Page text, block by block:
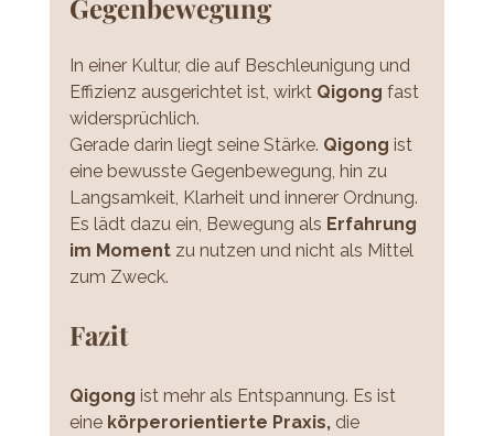
Gegenbewegung
In einer Kultur, die auf Beschleunigung und
Effizienz ausgerichtet ist, wirkt Qigong fast
widersprüchlich.
Gerade darin liegt seine Stärke. Qigong ist
eine bewusste Gegenbewegung, hin zu
Langsamkeit, Klarheit und innerer Ordnung.
Es lädt dazu ein, Bewegung als Erfahrung
im Moment zu nutzen und nicht als Mittel
zum Zweck.
Fazit
Qigong ist mehr als Entspannung. Es ist
eine körperorientierte Praxis, die